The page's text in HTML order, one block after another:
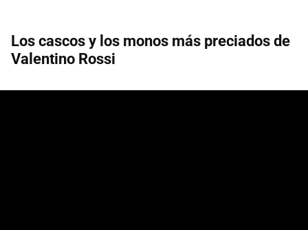
Los cascos y los monos más preciados de
Valentino Rossi